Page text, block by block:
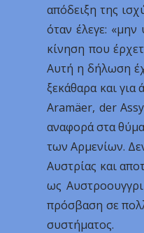
απόδειξη της
όταν έλεγε:
κίνηση που
Αυτή η δήλωση
ξεκάθαρα και
Aramäer, der
αναφορά στα
των Αρμενίων.
Αυστρίας και
ως
πρόσβαση σε
συστήματος.